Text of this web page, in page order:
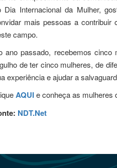
Dia Internacional da Mulher,
mais pessoas a
campo.
ano passado, recebemos
de ter cinco mulheres, de
experiência e ajudar a
AQUIe conheça as mulheres
NDT.Net